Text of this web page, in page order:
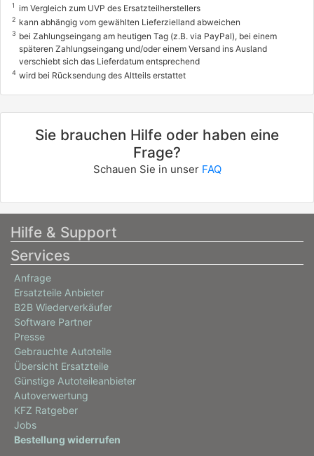
1 im Vergleich zum UVP des Ersatzteilherstellers
2 kann abhängig vom gewählten Lieferzielland abweichen
3 bei Zahlungseingang am heutigen Tag (z.B. via PayPal), bei einem
späteren Zahlungseingang und/oder einem Versand ins Ausland
verschiebt sich das Lieferdatum entsprechend
4 wird bei Rücksendung des Altteils erstattet
Sie brauchen Hilfe oder haben eine
Frage?
Schauen Sie in unser FAQ
Hilfe & Support
Services
Anfrage
Ersatzteile Anbieter
B2B Wiederverkäufer
Software Partner
Presse
Gebrauchte Autoteile
Übersicht Ersatzteile
Günstige Autoteileanbieter
Autoverwertung
KFZ Ratgeber
Jobs
Bestellung widerrufen